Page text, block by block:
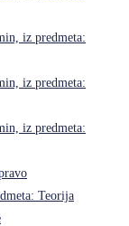
iz predmeta:
iz predmeta:
iz predmeta:
Teorija